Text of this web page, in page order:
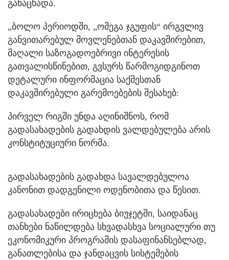
განაცხადა.
„ბოლო პერიოდში, „ომეგა ჯგუფის“ ირგვლივ
განვითარებულ მოვლენებთან დაკავშირებით,
მაღალი საზოგადოებრივი ინტერესის
გათვალისწინებით, გვსურს წარმოგიდგინოთ
დეტალური ინფორმაცია საქმესთან
დაკავშირებული გარემოებების შესახებ:
პირველ რიგში უნდა აღინიშნოს, რომ
გადასახადების გადახდის ვალდებულება არის
კონსტიტუციური ნორმა.
გადასახადების გადახდა სავალდებულოა
კანონით დადგენილი ოდენობითა და წესით.
გადასახადები ირიცხება ბიუჯეტში, საიდანაც
თანხები ნაწილდება სხვადასხვა სოციალური თუ
ეკონომიკური პროგრამის დასაფინანსებლად,
განათლებისა და ჯანდაცვის სისტემების